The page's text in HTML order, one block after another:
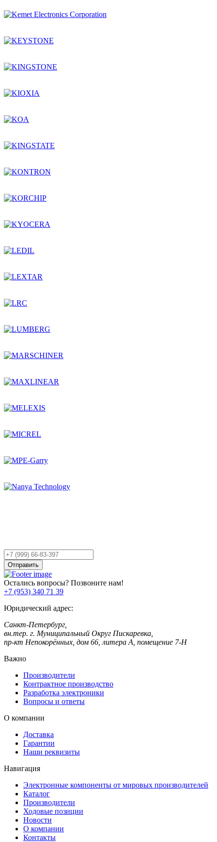
Ваш
телефон
Отправить
Остались вопросы? Позвоните нам!
+7 (953) 340 71 39
Юридический адрес:
Санкт-Петербург,
вн.тер. г. Муниципальный Округ Пискаревка,
пр-кт Непокорённых, дом 66, литера А, помещение 7-Н
Важно
Производители
Контрактное производство
Разработка электроники
Вопросы и ответы
О компании
Доставка
Гарантии
Наши реквизиты
Навигация
Электронные компоненты от мировых производителей
Каталог
Производители
Ходовые позиции
Новости
О компании
Контакты